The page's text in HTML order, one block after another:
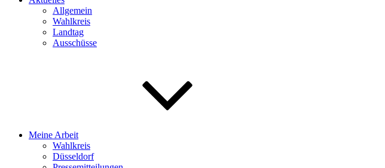
Allgemein
Wahlkreis
Landtag
Ausschüsse
Meine Arbeit
Wahlkreis
Düsseldorf